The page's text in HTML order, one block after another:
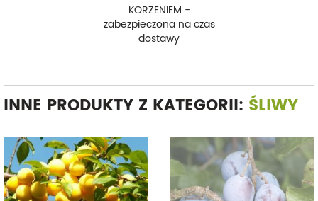
KORZENIEM -
zabezpieczona na czas
dostawy
INNE PRODUKTY Z KATEGORII: ŚLIWY